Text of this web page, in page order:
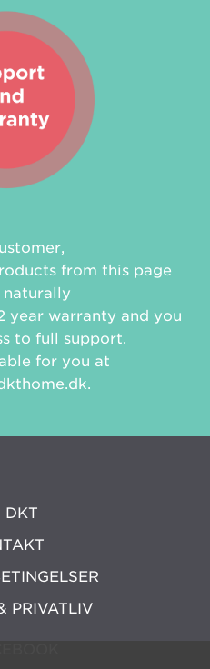
from this page
naturally
year warranty and you
to full support.
for you at
.
DKT
PRIVATLIV